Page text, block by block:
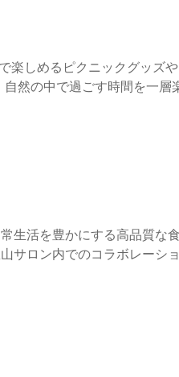
楽しめるピクニックグッズ
然の中で過ごす時間を一層
生活を豊かにする高品質な
サロン内でのコラボレーシ